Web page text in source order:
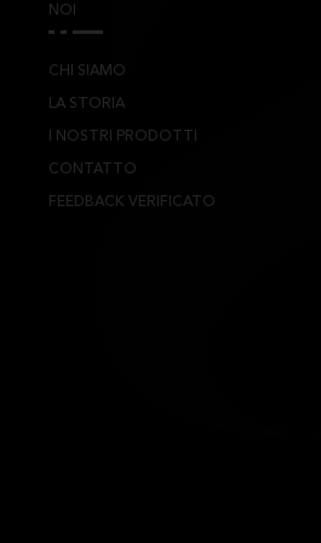
NOI
CHI SIAMO
LA STORIA
I NOSTRI PRODOTTI
CONTATTO
FEEDBACK VERIFICATO